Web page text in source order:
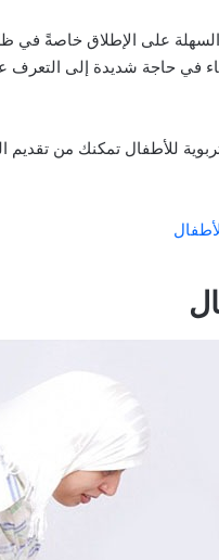
على الإطلاق خاصةً في
في حاجة شديدة إلى التعرف
للأطفال تمكنك من تقديم